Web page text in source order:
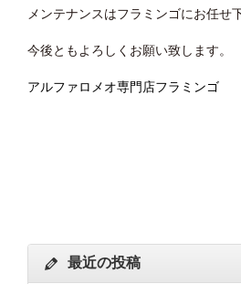
メンテナンスはフラミンゴにお任せ
今後ともよろしくお願い致します。
アルファロメオ専門店フラミンゴ
最近の投稿